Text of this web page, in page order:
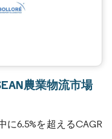
農業物流市場
に6.5%を超えるCAGR